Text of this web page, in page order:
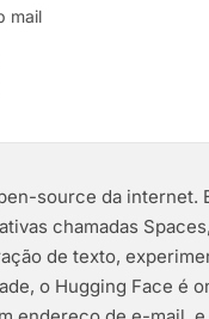
mail
source da internet.
chamadas
de texto,
o Hugging Face é